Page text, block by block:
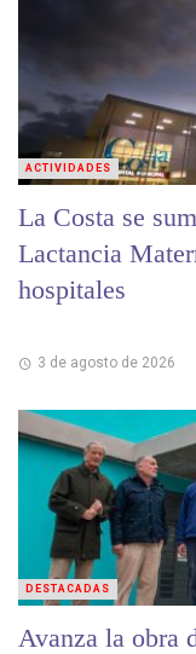
La Costa se
Lactancia
hospitales
3 de agosto de 2026
ACTIVIDADES
Avanza la obra
DESTACADAS